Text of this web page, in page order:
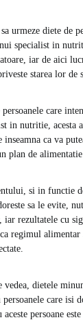
urmeze diete de
specialist in
iar de aici
starea lor de
care
in nutritie, acesta
ca va
plan de alimentatie
si in functie
sa le evite,
iar rezultatele cu
regimul alimentar
vedea, dietele
care isi
persoane